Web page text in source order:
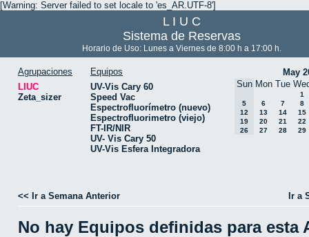
[Warning: Server failed to set locale to 'es_AR.UTF-8']
L I U C
Sistema de Reservas
Horario de Uso: Lunes a Viernes de 8:00 h a 17:00 h.
Agrupaciones
LIUC
Zeta_sizer
Equipos
UV-Vis Cary 60
Speed Vac
Espectrofluorímetro (nuevo)
Espectrofluorimetro (viejo)
FT-IR/NIR
UV- Vis Cary 50
UV-Vis Esfera Integradora
May
Sun Mon Tue
1
5
6 7
8
12
13 14
15
19
20 21
22
26
27 28 29
<< Ir a Semana Anterior Ir a
No hay Equipos definidas para esta